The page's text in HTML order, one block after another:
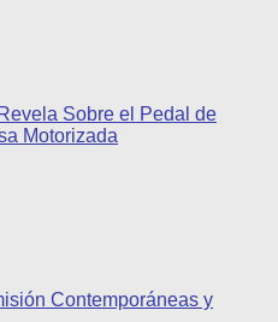
Sobre el Pedal de
Motorizada
Contemporáneas y